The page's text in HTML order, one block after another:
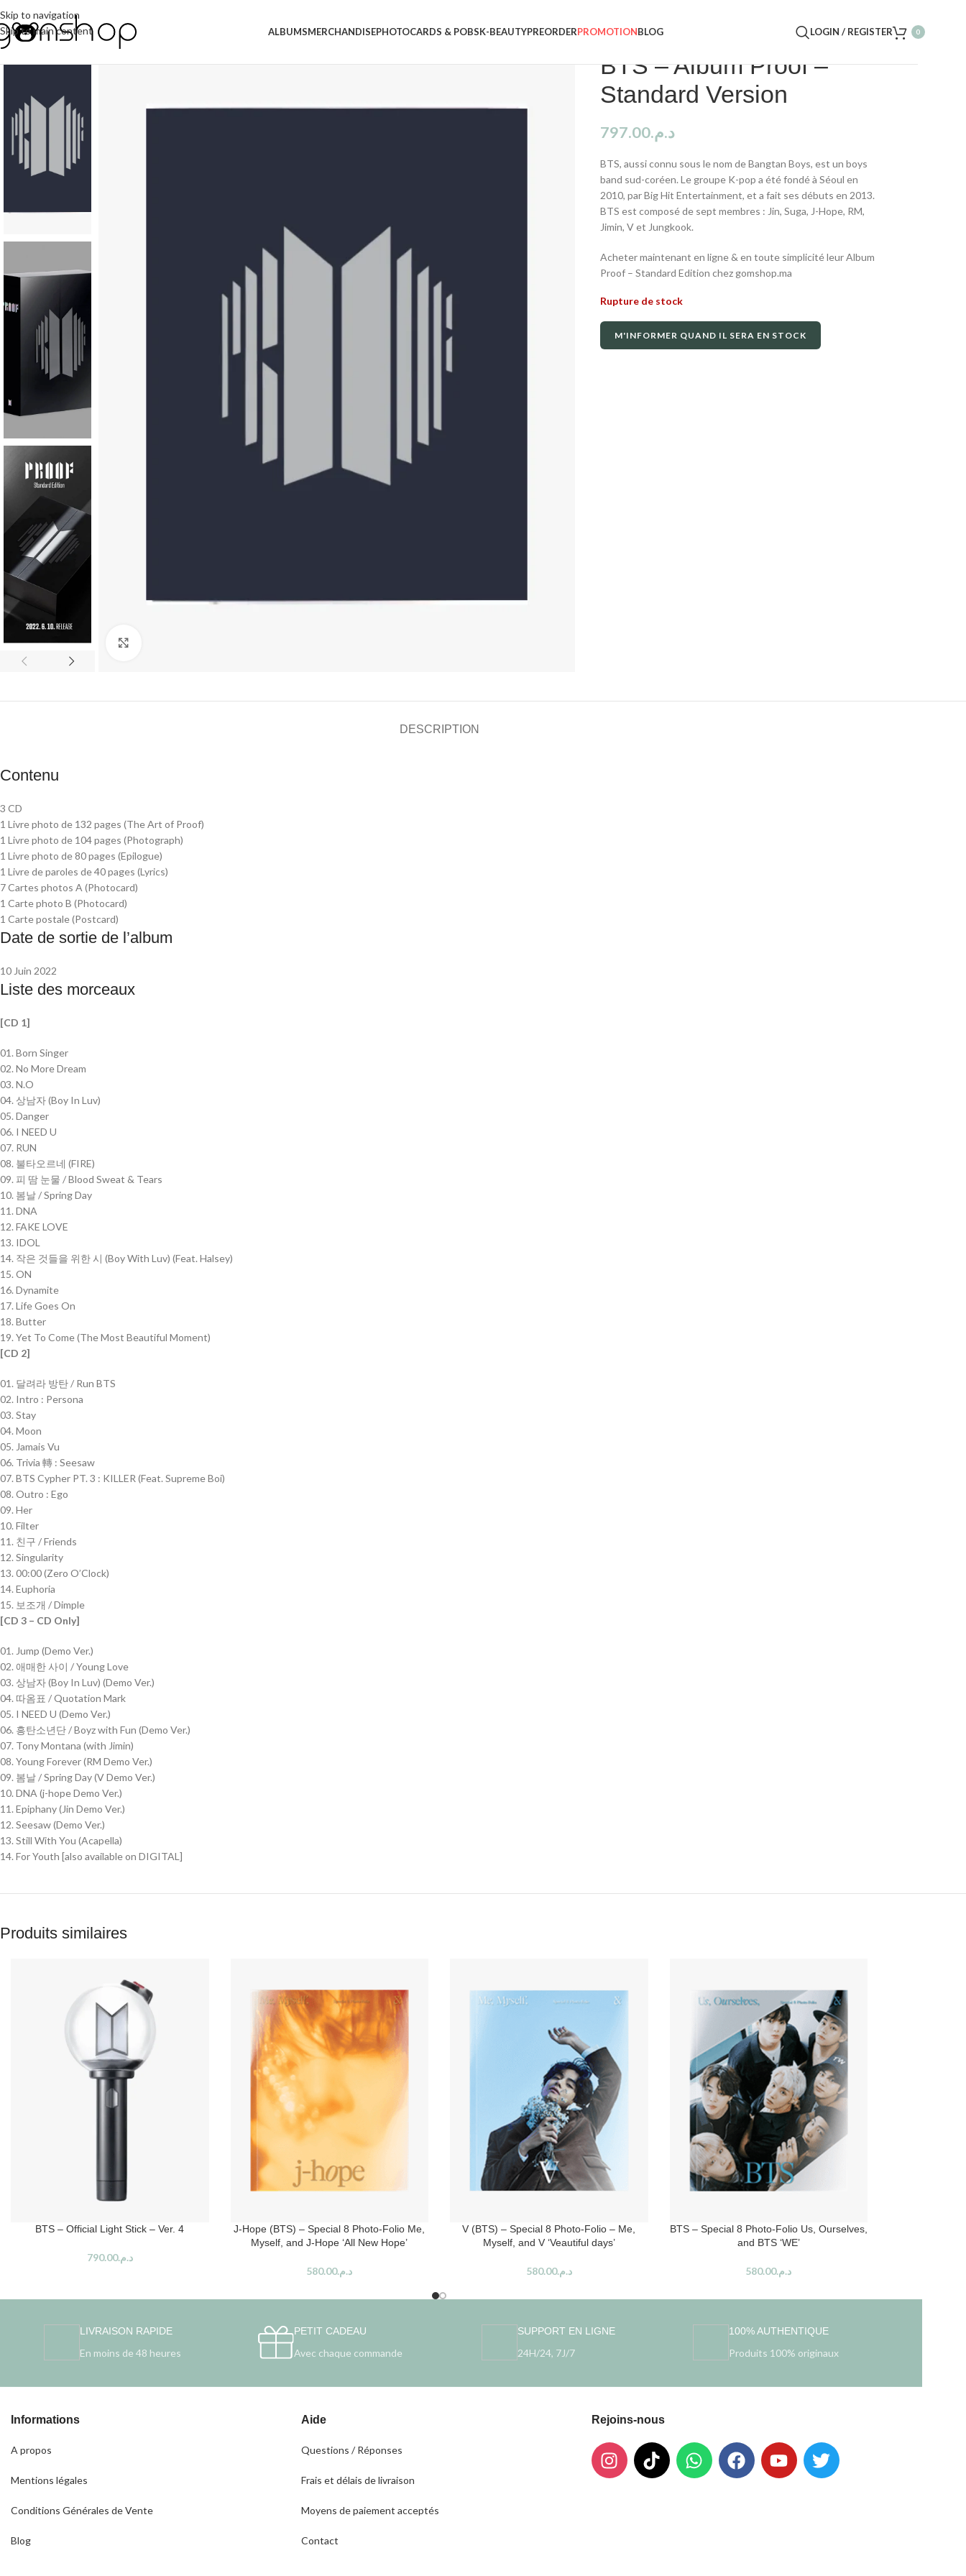
Skip to navigation
Skip to main content
ALBUMSMERCHANDISEPHOTOCARDS & POBSK-BEAUTYPREORDERPROMOTIONBLOG LOGIN / REGISTER 0
BTS – Album Proof –
Standard Version
د.م.797.00
BTS, aussi connu sous le nom de Bangtan Boys, est un boys
band sud-coréen. Le groupe K-pop a été fondé à Séoul en
2010, par Big Hit Entertainment, et a fait ses débuts en 2013.
BTS est composé de sept membres : Jin, Suga, J-Hope, RM,
Jimin, V et Jungkook.
Acheter maintenant en ligne & en toute simplicité leur Album
Proof – Standard Edition chez gomshop.ma
Rupture de stock
M'INFORMER QUAND IL SERA EN STOCK
DESCRIPTION
Contenu
3 CD
1 Livre photo de 132 pages (The Art of Proof)
1 Livre photo de 104 pages (Photograph)
1 Livre photo de 80 pages (Epilogue)
1 Livre de paroles de 40 pages (Lyrics)
7 Cartes photos A (Photocard)
1 Carte photo B (Photocard)
1 Carte postale (Postcard)
Date de sortie de l’album
10 Juin 2022
Liste des morceaux
[CD 1]
01. Born Singer
02. No More Dream
03. N.O
04. 상남자 (Boy In Luv)
05. Danger
06. I NEED U
07. RUN
08. 불타오르네 (FIRE)
09. 피 땀 눈물 / Blood Sweat & Tears
10. 봄날 / Spring Day
11. DNA
12. FAKE LOVE
13. IDOL
14. 작은 것들을 위한 시 (Boy With Luv) (Feat. Halsey)
15. ON
16. Dynamite
17. Life Goes On
18. Butter
19. Yet To Come (The Most Beautiful Moment)
[CD 2]
01. 달려라 방탄 / Run BTS
02. Intro : Persona
03. Stay
04. Moon
05. Jamais Vu
06. Trivia 轉 : Seesaw
07. BTS Cypher PT. 3 : KILLER (Feat. Supreme Boi)
08. Outro : Ego
09. Her
10. Filter
11. 친구 / Friends
12. Singularity
13. 00:00 (Zero O’Clock)
14. Euphoria
15. 보조개 / Dimple
[CD 3 – CD Only]
01. Jump (Demo Ver.)
02. 애매한 사이 / Young Love
03. 상남자 (Boy In Luv) (Demo Ver.)
04. 따옴표 / Quotation Mark
05. I NEED U (Demo Ver.)
06. 흥탄소년단 / Boyz with Fun (Demo Ver.)
07. Tony Montana (with Jimin)
08. Young Forever (RM Demo Ver.)
09. 봄날 / Spring Day (V Demo Ver.)
10. DNA (j-hope Demo Ver.)
11. Epiphany (Jin Demo Ver.)
12. Seesaw (Demo Ver.)
13. Still With You (Acapella)
14. For Youth [also available on DIGITAL]
Produits similaires
BTS – Official Light Stick – Ver. 4
د.م.790.00
J-Hope (BTS) – Special 8 Photo-Folio Me,
Myself, and J-Hope ‘All New Hope’
د.م.580.00
V (BTS) – Special 8 Photo-Folio – Me,
Myself, and V ‘Veautiful days’
د.م.580.00
BTS – Special 8 Photo-Folio Us, Ourselves,
and BTS ‘WE’
د.م.580.00
LIVRAISON RAPIDE
En moins de 48 heures
PETIT CADEAU
Avec chaque commande
SUPPORT EN LIGNE
24H/24, 7J/7
100% AUTHENTIQUE
Produits 100% originaux
Informations
A propos
Mentions légales
Conditions Générales de Vente
Blog
Aide
Questions / Réponses
Frais et délais de livraison
Moyens de paiement acceptés
Contact
Rejoins-nous